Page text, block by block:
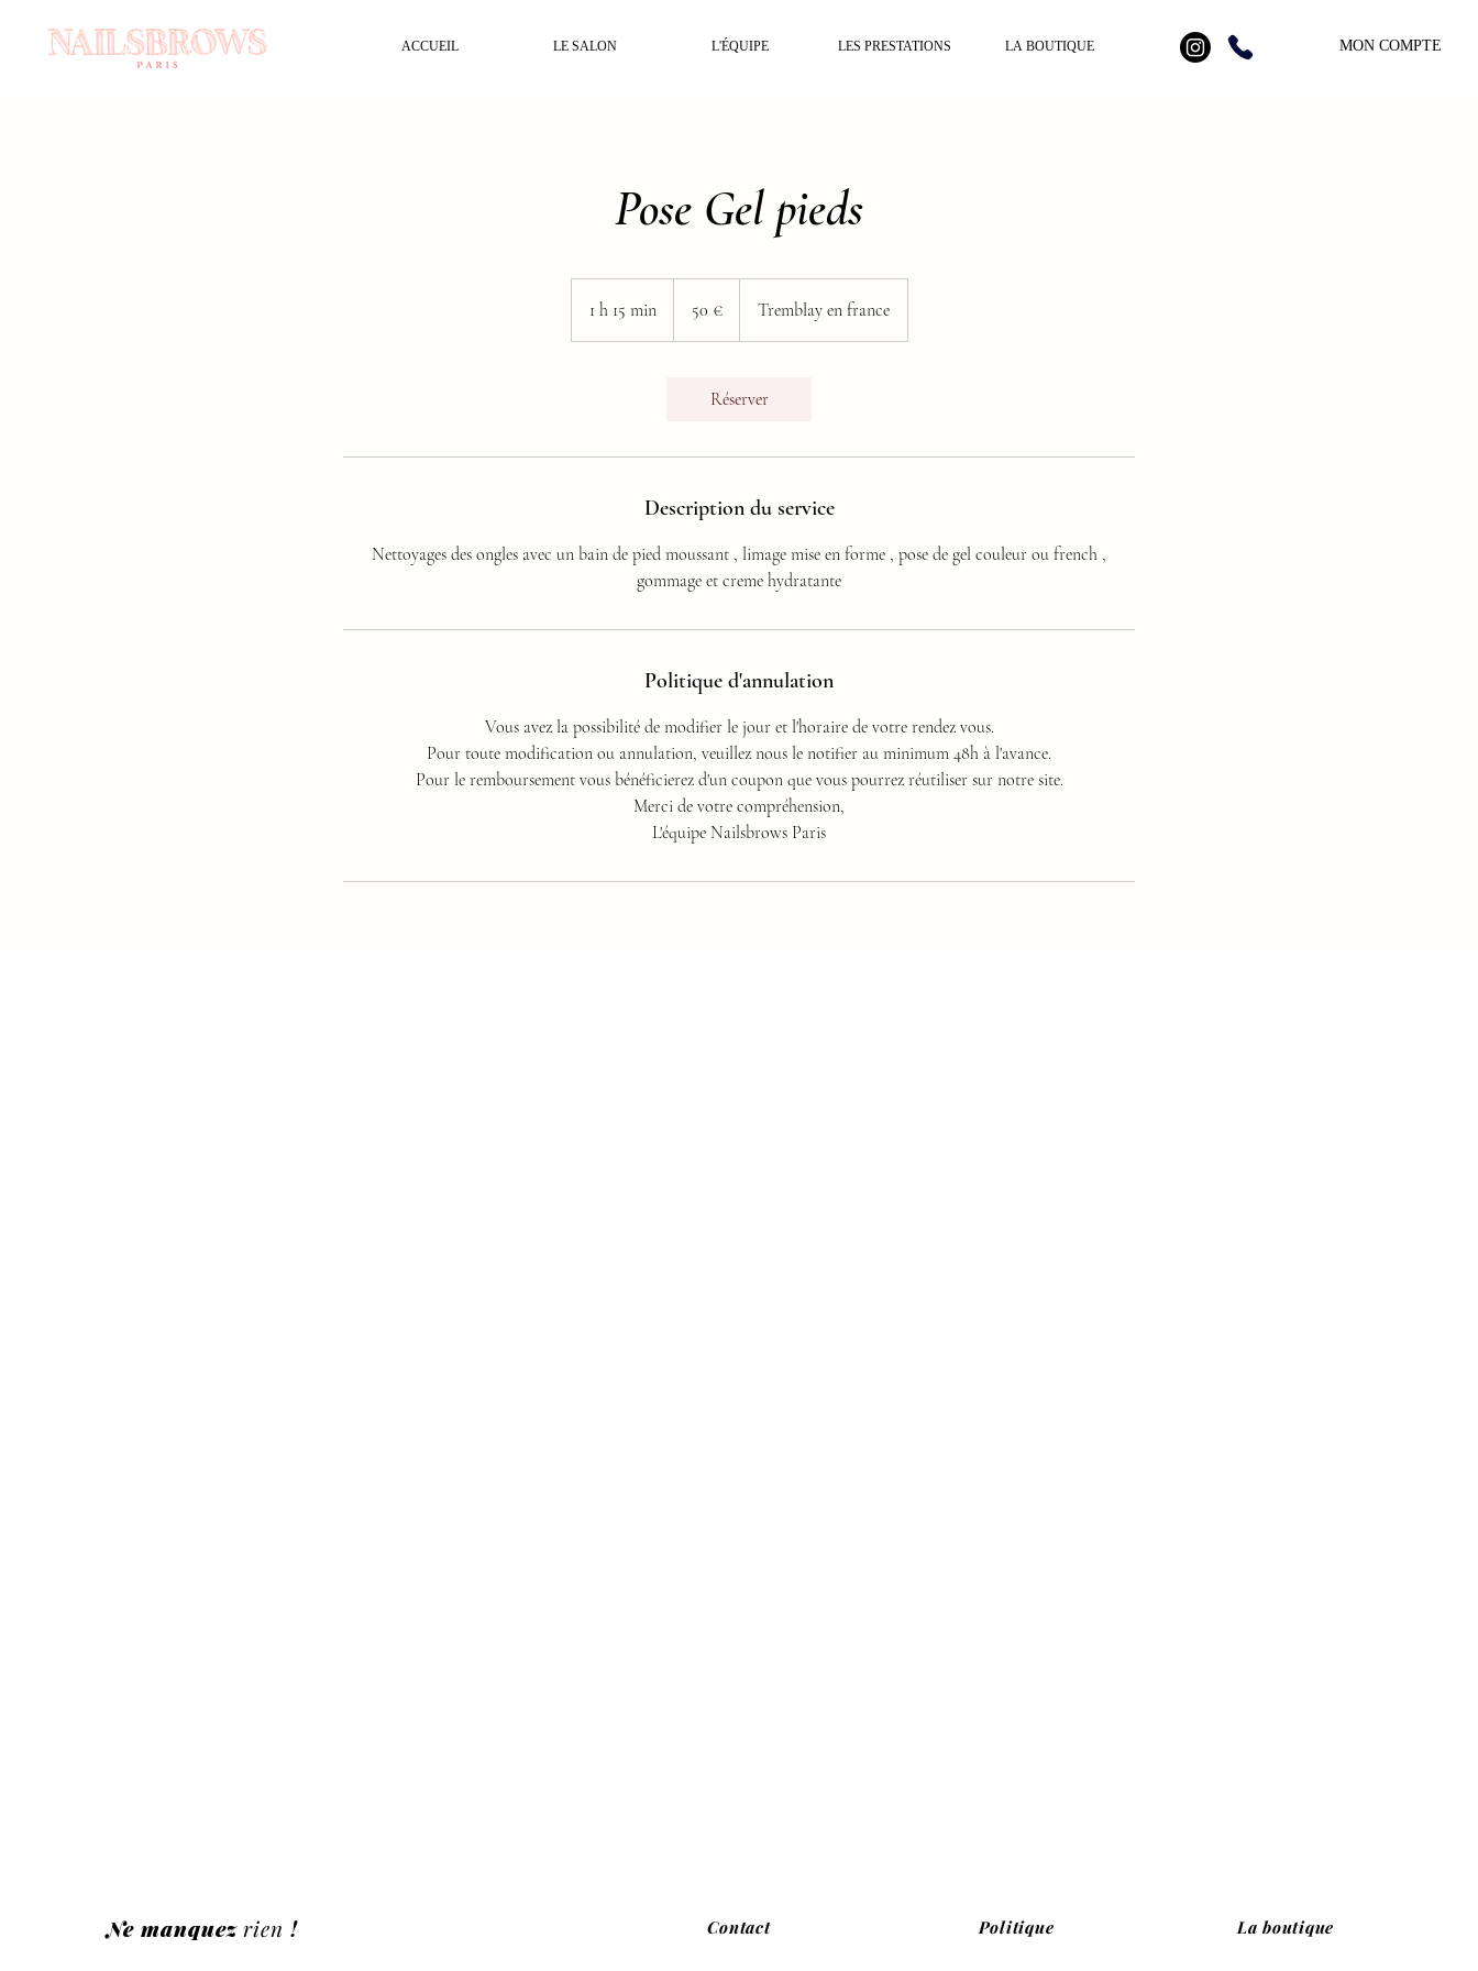
ACCUEIL LE SALON L'ÉQUIPE LES PRESTATIONS LA BOUTIQUE MON COMPTE
Pose Gel pieds
1 h 15 min1
1
50 € Tremblay en france
Réserver
Description du service
Nettoyages des ongles avec un bain de pied moussant , limage mise en forme , pose de gel couleur ou french ,
gommage et creme hydratante
Politique d'annulation
Vous avez la possibilité de modifier le jour et l'horaire de votre rendez vous.
Pour toute modification ou annulation, veuillez nous le notifier au minimum 48h à l'avance.
Pour le remboursement vous bénéficierez d'un coupon que vous pourrez réutiliser sur notre site.
Merci de votre compréhension,
L'équipe Nailsbrows Paris
Ne manquez rien ! Contact Politique La boutique